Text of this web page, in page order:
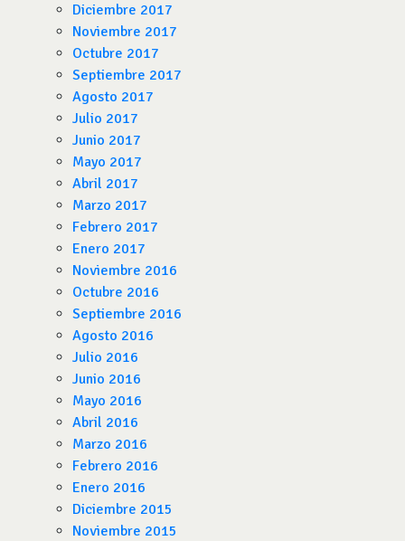
Diciembre 2017
Noviembre 2017
Octubre 2017
Septiembre 2017
Agosto 2017
Julio 2017
Junio 2017
Mayo 2017
Abril 2017
Marzo 2017
Febrero 2017
Enero 2017
Noviembre 2016
Octubre 2016
Septiembre 2016
Agosto 2016
Julio 2016
Junio 2016
Mayo 2016
Abril 2016
Marzo 2016
Febrero 2016
Enero 2016
Diciembre 2015
Noviembre 2015